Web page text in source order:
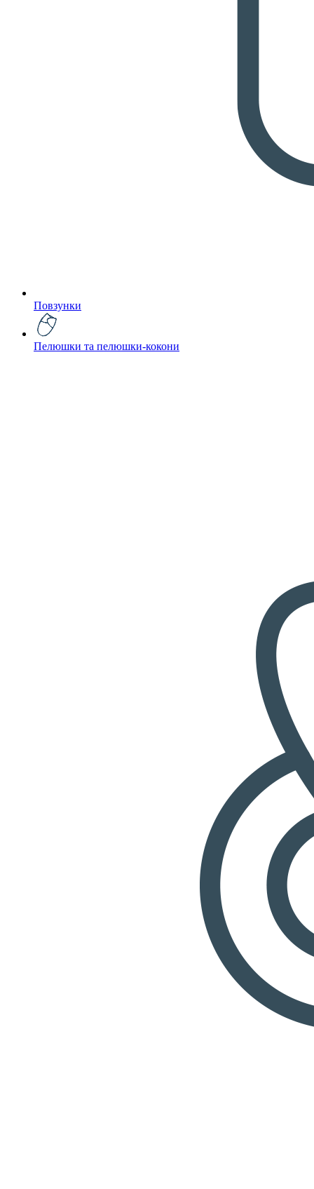
Повзунки
Пелюшки та пелюшки-кокони